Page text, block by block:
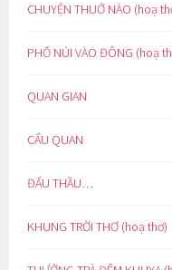
CHUYỆN THUỞ NÀO (hoạ
PHỐ NÚI VÀO ĐÔNG (hoạ
QUAN GIAN
CẨU QUAN
ĐẤU THẦU…
KHUNG TRỜI THƠ (hoạ thơ)